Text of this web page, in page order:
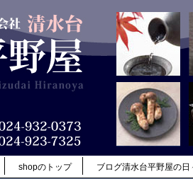
shopのトップ ブログ清水台平野屋の日